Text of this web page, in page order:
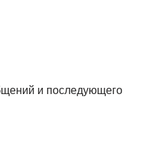
и последующего